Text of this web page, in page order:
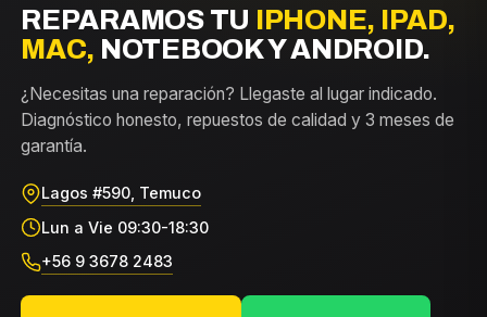
REPARAMOS TU
IPHONE, IPAD,
MAC, NOTEBOOK Y ANDROID.
¿Necesitas una reparación? Llegaste al lugar indicado.
Diagnóstico honesto, repuestos de calidad y 3 meses de
garantía.
Lagos #590, Temuco
Lun a Vie 09:30-18:30
+56 9 3678 2483